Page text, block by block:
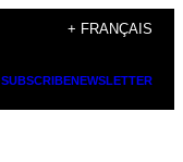
+ FRANÇAIS
SUBSCRIBENEWSLETTER